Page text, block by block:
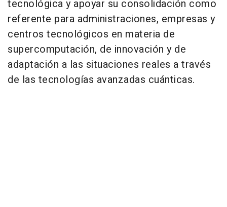
tecnológica y apoyar su consolidación como
referente para administraciones, empresas y
centros tecnológicos en materia de
supercomputación, de innovación y de
adaptación a las situaciones reales a través
de las tecnologías avanzadas cuánticas.